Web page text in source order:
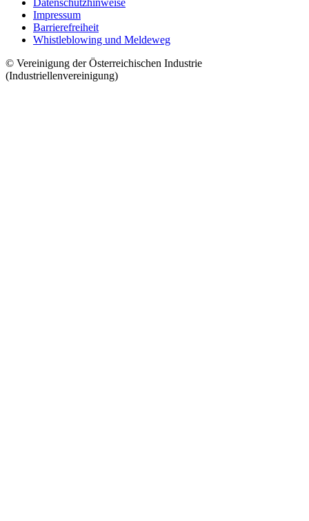
Datenschutzhinweise
Impressum
Barrierefreiheit
Whistleblowing und Meldeweg
© Vereinigung der Österreichischen Industrie
(Industriellenvereinigung)